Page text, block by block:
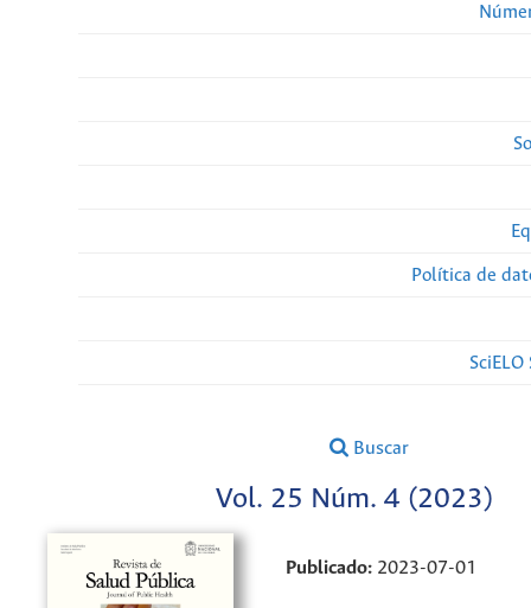
Política de
Buscar
Vol. 25 Núm. 4 (2023)
Publicado: 2023-07-01